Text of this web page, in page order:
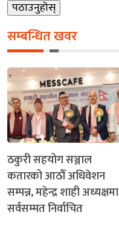
सम्बन्धित खवर
ठकुरी सहयोग सञ्जाल
कतारको आठौँ अधिवेशन
सम्पन्न, महेन्द्र शाही अध्यक्षमा
सर्वसम्मत निर्वाचित